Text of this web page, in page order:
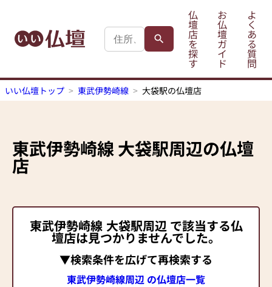
仏
壇
店
を
探
す
お
仏
壇
ガ
イ
ド
よ
く
あ
る
質
問
いい仏壇トップ 東武伊勢崎線 大袋駅の仏壇店
東武伊勢崎線大袋駅周辺の仏壇
店
東武伊勢崎線 大袋駅周辺 で該当する仏
壇店は見つかりませんでした。
▼検索条件を広げて再検索する
東武伊勢崎線周辺 の仏壇店一覧